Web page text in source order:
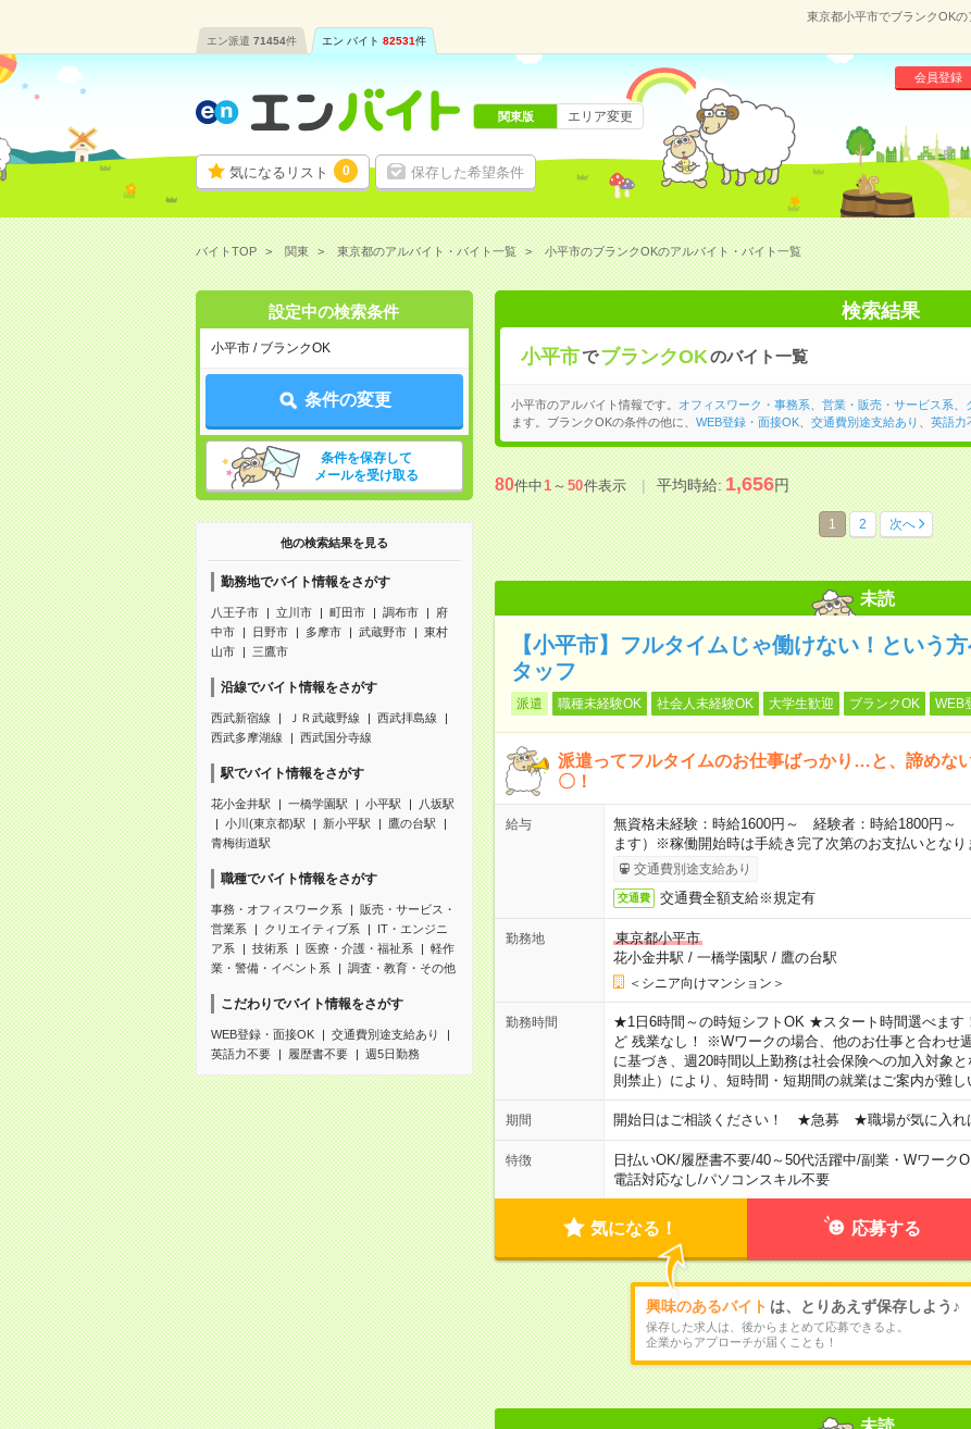
東京都小平市でブランクOK
エン派遣 71454件 エン バイト 82531件
気になるリスト 0 保存した希望条件
会員登録
関東版 エリア変更
バイトTOP 関東 東京都のアルバイト・バイト一覧 小平市のブランクOKのアルバイト・バイト一覧
設定中の検索条件
小平市 / ブランクOK
条件の変更
条件を保存して
メールを受け取る
他の検索結果を見る
勤務地でバイト情報をさがす
八王子市 立川市 町田市 調布市
府
中市
日野市 多摩市 武蔵野市
東村
山市
三鷹市
沿線でバイト情報をさがす
西武新宿線 ＪＲ武蔵野線
西武拝島線
西武多摩湖線
西武国分寺線
駅でバイト情報をさがす
花小金井駅 一橋学園駅 小平駅
八坂駅
小川(東京都)駅
新小平駅
鷹の台駅
青梅街道駅
職種でバイト情報をさがす
事務・オフィスワーク系
販売・サービス・
営業系
クリエイティブ系
IT・エンジニ
ア系
技術系 医療・介護・福祉系
軽作
業・警備・イベント系
調査・教育・その他
こだわりでバイト情報をさがす
WEB登録・面接OK
交通費別途支給あり
英語力不要
履歴書不要 週5日勤務
検索結果
小平市で ブランクOKのバイト一覧
小平市のアルバイト情報です。 オフィスワーク・事務系 営業・販売・サービス系
ます。ブランクOKの条件の他に、 WEB登録・面接OK、 交通費別途支給あり 英語力
80件中1～50件表示 平均時給:1,656円
1 2 次へ
未読
【小平市】フルタイムじゃ働けない！という
タッフ
派遣 職種未経験OK 社会人未経験OK 大学生歓迎 ブランクOK WEB
派遣ってフルタイムのお仕事ばっかり…と、諦めな
〇！
給与
無資格未経験：時給1600円～ 経験者：時給1800円
ます）※稼働開始時は手続き完了次第のお支払いとなり
交通費別途支給あり
交通費 交通費全額支給※規定有
勤務地
東京都小平市
花小金井駅 / 一橋学園駅 / 鷹の台駅
＜シニア向けマンション＞
勤務時間
★1日6時間～の時短シフトOK ★スタート時間選べます
ど 残業なし！ ※Wワークの場合、他のお仕事と合わせ
に基づき、週20時間以上勤務は社会保険への加入対象
則禁止）により、短時間・短期間の就業はご案内が難
期間 開始日はご相談ください！ ★急募 ★職場が気に入れ
特徴 日払いOK/履歴書不要/40～50代活躍中/副業・Wワーク
電話対応なし/パソコンスキル不要
気になる！ 応募する
興味のあるバイト は、とりあえず保存しよう♪
保存した求人は、後からまとめて応募できるよ。
企業からアプローチが届くことも！